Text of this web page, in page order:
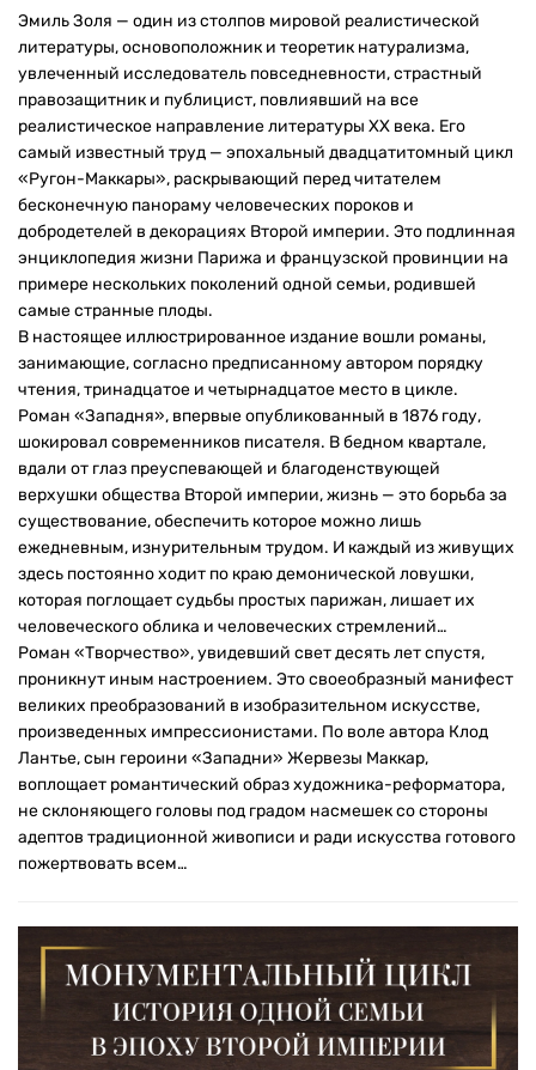
Эмиль Золя — один из столпов мировой реалистической
литературы, основоположник и теоретик натурализма,
увлеченный исследователь повседневности, страстный
правозащитник и публицист, повлиявший на все
реалистическое направление литературы XX века. Его
самый известный труд — эпохальный двадцатитомный цикл
«Ругон-Маккары», раскрывающий перед читателем
бесконечную панораму человеческих пороков и
добродетелей в декорациях Второй империи. Это подлинная
энциклопедия жизни Парижа и французской провинции на
примере нескольких поколений одной семьи, родившей
самые странные плоды.
В настоящее иллюстрированное издание вошли романы,
занимающие, согласно предписанному автором порядку
чтения, тринадцатое и четырнадцатое место в цикле.
Роман «Западня», впервые опубликованный в 1876 году,
шокировал современников писателя. В бедном квартале,
вдали от глаз преуспевающей и благоденствующей
верхушки общества Второй империи, жизнь — это борьба за
существование, обеспечить которое можно лишь
ежедневным, изнурительным трудом. И каждый из живущих
здесь постоянно ходит по краю демонической ловушки,
которая поглощает судьбы простых парижан, лишает их
человеческого облика и человеческих стремлений…
Роман «Творчество», увидевший свет десять лет спустя,
проникнут иным настроением. Это своеобразный манифест
великих преобразований в изобразительном искусстве,
произведенных импрессионистами. По воле автора Клод
Лантье, сын героини «Западни» Жервезы Маккар,
воплощает романтический образ художника-реформатора,
не склоняющего головы под градом насмешек со стороны
адептов традиционной живописи и ради искусства готового
пожертвовать всем…